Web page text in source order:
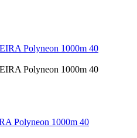
Polyneon 1000m 40